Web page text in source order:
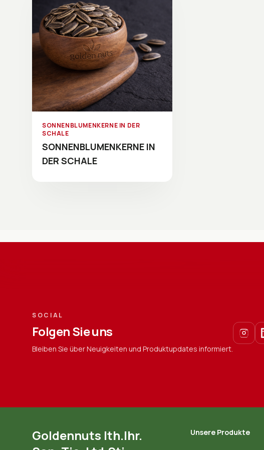
SONNENBLUMENKERNE IN DER
SCHALE
SONNENBLUMENKERNE IN
DER SCHALE
SOCIAL
Folgen Sie uns
Bleiben Sie über Neuigkeiten und Produktupdates informiert.
Goldennuts Ith.Ihr.
Unsere Produkte